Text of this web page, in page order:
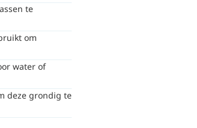
te
om
water of
deze grondig te